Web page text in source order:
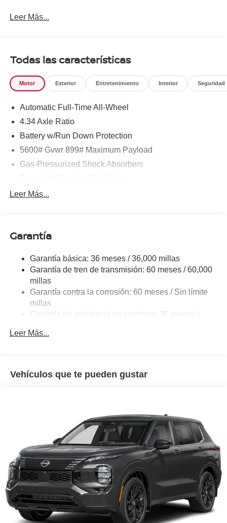
Leer Más...
Todas las características
Motor Exterior Entretenimiento Interior Seguridad
Automatic Full-Time All-Wheel
4.34 Axle Ratio
Battery w/Run Down Protection
5600# Gvwr 899# Maximum Payload
Gas-Pressurized Shock Absorbers
Electric Power-Assist Steering
Permanent Locking Hubs
Multi-Link Rear Suspension w/Coil Springs
4-Wheel Disc Brakes w/4-Wheel ABS, Front And Rear
Vented Discs, Brake Assist, Hill Hold Control and
Electric Parking Brake
Brake Actuated Limited Slip Differential
Leer Más...
Garantía
Garantía básica: 36 meses / 36,000 millas
Garantía de tren de transmisión: 60 meses / 60,000
millas
Garantía contra la corrosión: 60 meses / Sin límite
millas
Garantía de asistencia en carretera: 36 meses /
Leer Más...
Vehículos que te pueden gustar